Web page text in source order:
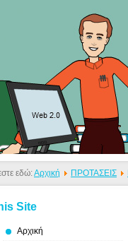
εδώ:Αρχική ΠΡΟΤΑΣΕΙΣ
Site
Αρχική